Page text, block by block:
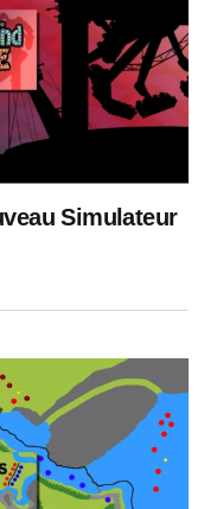
Simulateur